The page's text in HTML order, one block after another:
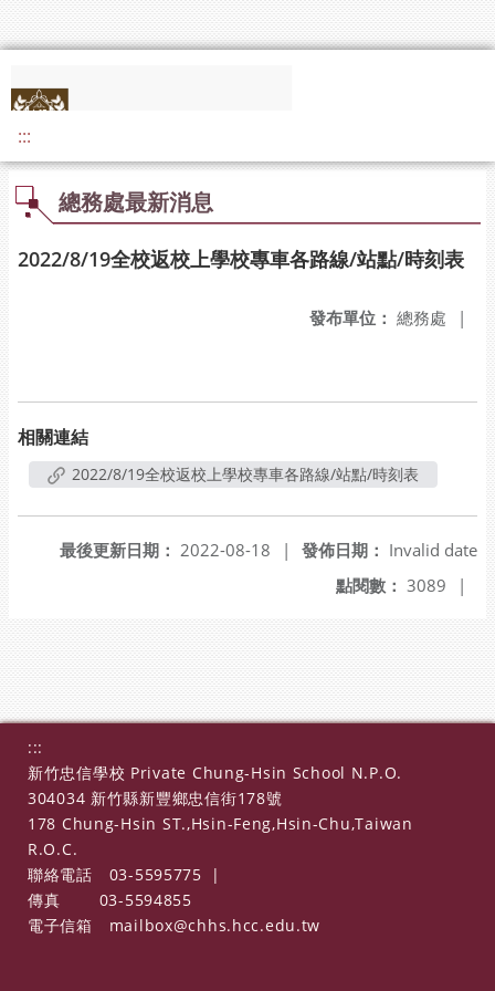
:::
總務處最新消息
2022/8/19全校返校上學校專車各路線/站點/時刻表
發布單位： 總務處 |
相關連結
2022/8/19全校返校上學校專車各路線/站點/時刻表
發佈日期： Invalid date
最後更新日期： 2022-08-18
|
點閱數： 3089 |
:::
新竹忠信學校 Private Chung-Hsin School N.P.O.
304034 新竹縣新豐鄉忠信街178號
178 Chung-Hsin ST.,Hsin-Feng,Hsin-Chu,Taiwan
R.O.C.
聯絡電話
03-5595775
|
傳真
03-5594855
電子信箱
mailbox@chhs.hcc.edu.tw